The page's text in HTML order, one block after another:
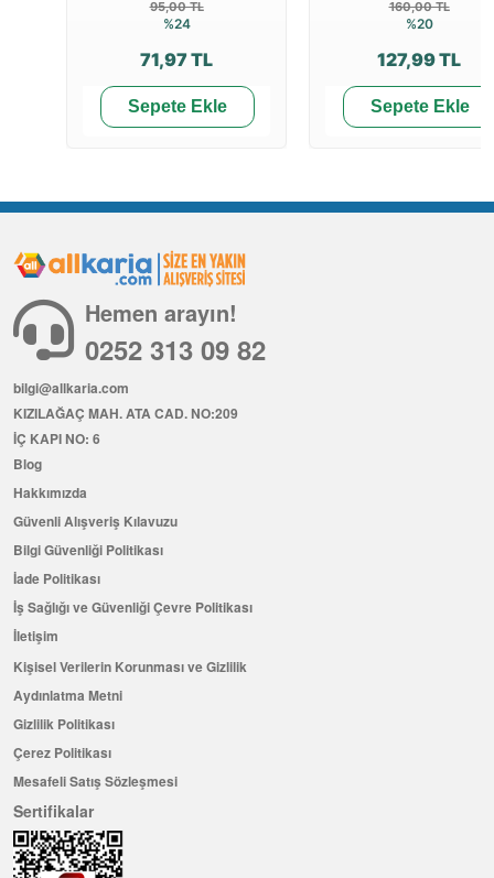
95,00 TL
%24
71,97 TL
Sepete Ekle
160,00 TL
%20
127,99 TL
Sepete Ekle
Hemen arayın!
0252 313 09 82
bilgi@allkaria.com
KIZILAĞAÇ MAH. ATA CAD. NO:209
İÇ KAPI NO: 6
Blog
Hakkımızda
Güvenli Alışveriş Kılavuzu
Bilgi Güvenliği Politikası
İade Politikası
İş Sağlığı ve Güvenliği Çevre Politikası
İletişim
Kişisel Verilerin Korunması ve Gizlilik
Aydınlatma Metni
Gizlilik Politikası
Çerez Politikası
Mesafeli Satış Sözleşmesi
Sertifikalar